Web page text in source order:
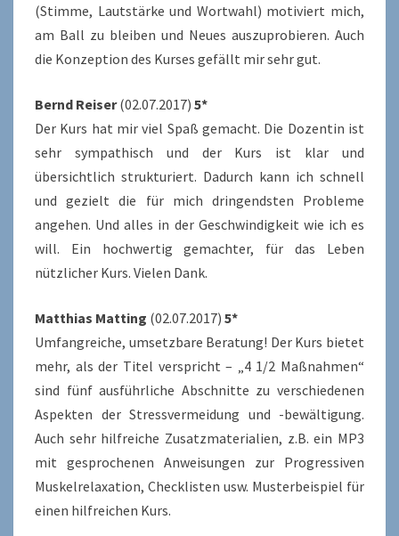
(Stimme, Lautstärke und Wortwahl) motiviert mich,
am Ball zu bleiben und Neues auszuprobieren. Auch
die Konzeption des Kurses gefällt mir sehr gut.
Bernd Reiser(02.07.2017) 5*
Der Kurs hat mir viel Spaß gemacht. Die Dozentin ist
sehr sympathisch und der Kurs ist klar und
übersichtlich strukturiert. Dadurch kann ich schnell
und gezielt die für mich dringendsten Probleme
angehen. Und alles in der Geschwindigkeit wie ich es
will. Ein hochwertig gemachter, für das Leben
nützlicher Kurs. Vielen Dank.
Matthias Matting (02.07.2017) 5*
Umfangreiche, umsetzbare Beratung! Der Kurs bietet
mehr, als der Titel verspricht – „4 1/2 Maßnahmen“
sind fünf ausführliche Abschnitte zu verschiedenen
Aspekten der Stressvermeidung und -bewältigung.
Auch sehr hilfreiche Zusatzmaterialien, z.B. ein MP3
mit gesprochenen Anweisungen zur Progressiven
Muskelrelaxation, Checklisten usw. Musterbeispiel für
einen hilfreichen Kurs.